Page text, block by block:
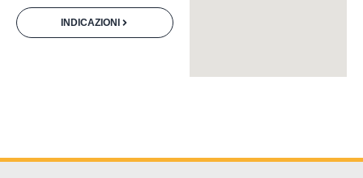
INDICAZIONI